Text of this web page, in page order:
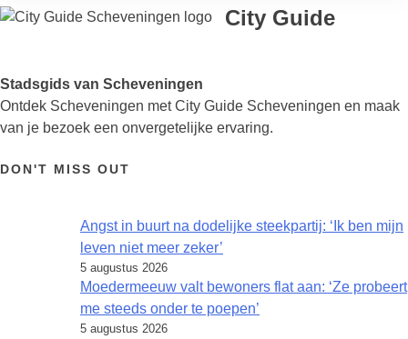
City Guide
Stadsgids van Scheveningen
Ontdek Scheveningen met City Guide Scheveningen en maak
van je bezoek een onvergetelijke ervaring.
DON'T MISS OUT
Angst in buurt na dodelijke steekpartij: ‘Ik ben mijn
leven niet meer zeker’
5 augustus 2026
Moedermeeuw valt bewoners flat aan: ‘Ze probeert
me steeds onder te poepen’
5 augustus 2026